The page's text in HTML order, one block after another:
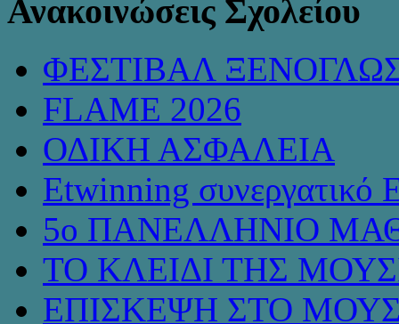
Ανακοινώσεις Σχολείου
ΦΕΣΤΙΒΑΛ
FLAME 2026
ΟΔΙΚΗ ΑΣΦΑΛΕΙΑ
Etwinning συνεργατικό
5ο ΠΑΝΕΛΛΗΝΙΟ
ΤΟ ΚΛΕΙΔΙ ΤΗΣ
ΕΠΙΣΚΕΨΗ ΣΤΟ